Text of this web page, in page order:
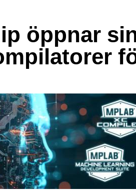
öppnar